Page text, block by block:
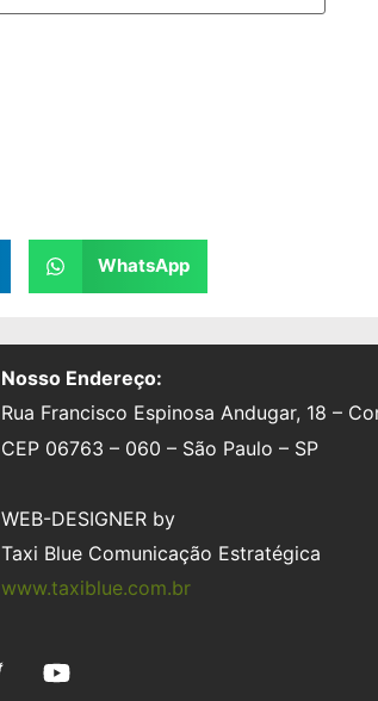
WhatsApp
Nosso Endereço:
Rua Francisco Espinosa Andugar, 18 –
CEP 06763 – 060 – São Paulo – SP
WEB-DESIGNER by
Taxi Blue Comunicação Estratégica
www.taxiblue.com.br